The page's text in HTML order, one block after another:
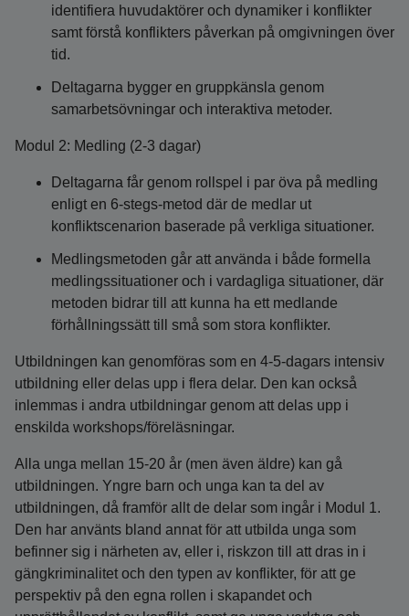
identifiera huvudaktörer och dynamiker i konflikter
samt förstå konflikters påverkan på omgivningen över
tid.
Deltagarna bygger en gruppkänsla genom
samarbetsövningar och interaktiva metoder.
Modul 2: Medling (2-3 dagar)
Deltagarna får genom rollspel i par öva på medling
enligt en 6-stegs-metod där de medlar ut
konfliktscenarion baserade på verkliga situationer.
Medlingsmetoden går att använda i både formella
medlingssituationer och i vardagliga situationer, där
metoden bidrar till att kunna ha ett medlande
förhållningssätt till små som stora konflikter.
Utbildningen kan genomföras som en 4-5-dagars intensiv
utbildning eller delas upp i flera delar. Den kan också
inlemmas i andra utbildningar genom att delas upp i
enskilda workshops/föreläsningar.
Alla unga mellan 15-20 år (men även äldre) kan gå
utbildningen. Yngre barn och unga kan ta del av
utbildningen, då framför allt de delar som ingår i Modul 1.
Den har använts bland annat för att utbilda unga som
befinner sig i närheten av, eller i, riskzon till att dras in i
gängkriminalitet och den typen av konflikter, för att ge
perspektiv på den egna rollen i skapandet och